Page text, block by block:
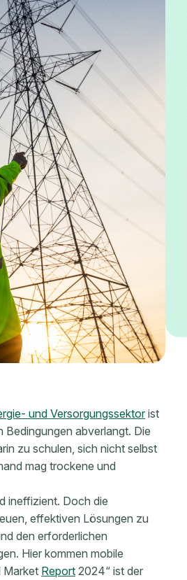
und Versorgungssektorist
abverlangt. Die
zu schulen, sich nicht selbst
mag trockene und
ineffizient. Doch die
effektiven Lösungen zu
den erforderlichen
Hier kommen mobile
Market Report 2024“ ist der